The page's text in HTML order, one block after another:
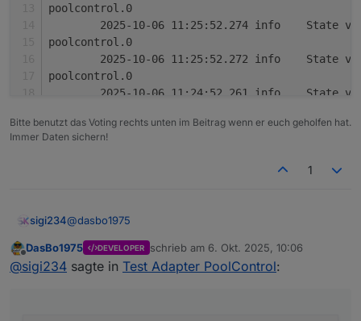
externen kWh-Zähler
Sprachausgabe über Alexa oder Telegram
poolcontrol.0
2025-10-06
poolcontrol.0
2025-10-06
poolcontrol.0
2025-10-06
2025-10-06
poolcontrol.0
poolcontrol.0
Bitte benutzt das Voting rechts unten im Beitrag wenn er euch geholfen hat.
Immer Daten sichern!
1
sigi234@dasbo1975
Da haben wir noch was:
Offline
DasBo1975 DEVELOPER schrieb am 6. Okt. 2025, 10:06
zuletzt editiert von
@sigi234 sagte in Test Adapter PoolControl: